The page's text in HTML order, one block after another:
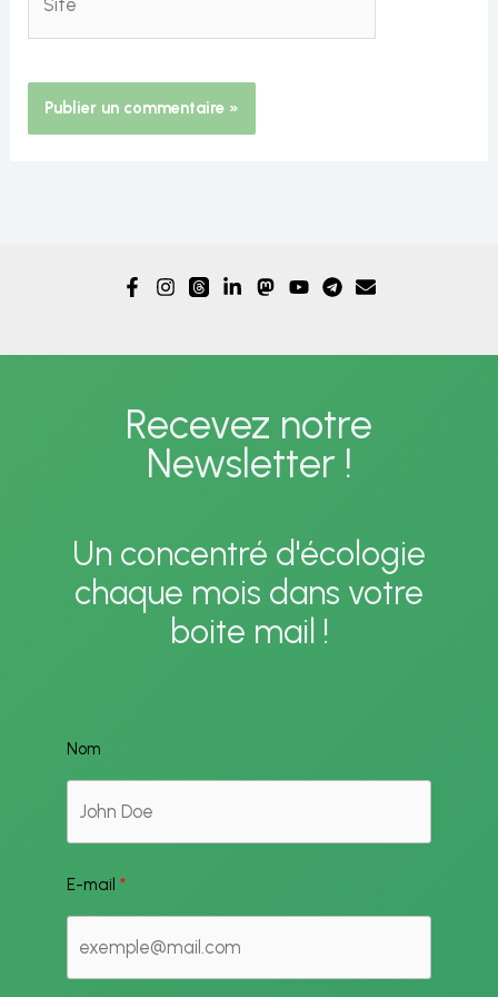
Recevez notre
Newsletter !
Un concentré d'écologie
chaque mois dans votre
boite mail !
Nom
E-mail